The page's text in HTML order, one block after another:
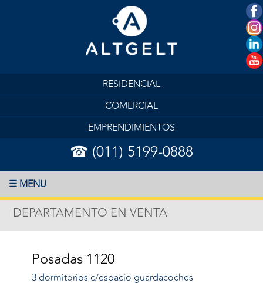
RESIDENCIAL
COMERCIAL
EMPRENDIMIENTOS
☎ (011) 5199-0888
☰ MENU
DEPARTAMENTO EN VENTA
Posadas 1120
3 dormitorios c/espacio guardacoches